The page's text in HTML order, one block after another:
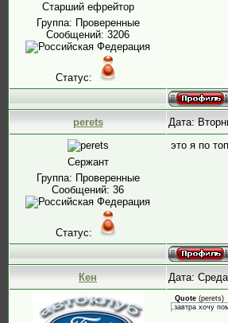
Старший ефрейтор
Группа: Проверенные
Сообщений: 3206
Статус:
perets Дата:
Сержант
Группа: Проверенные
Сообщений: 36
Статус:
это я по
Кен Дата:
Quote (perets)
,завтра хочу